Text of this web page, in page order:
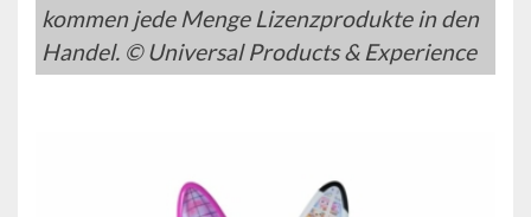
kommen jede Menge Lizenzprodukte in den
Handel. © Universal Products & Experience